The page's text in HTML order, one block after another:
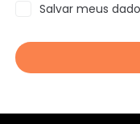
Salvar meus